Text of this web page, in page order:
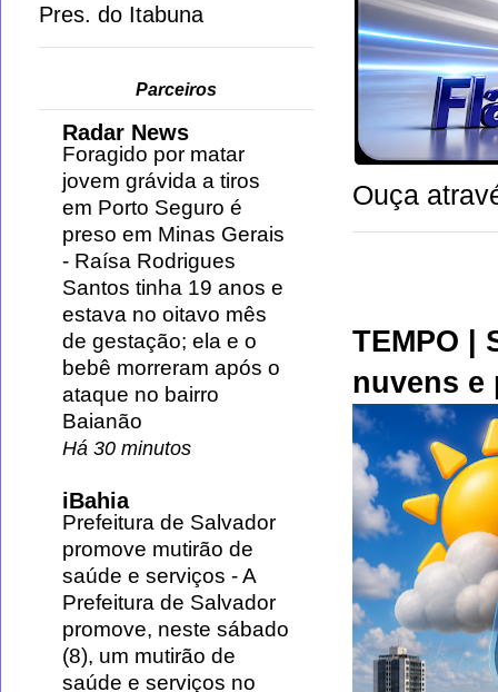
Ouça
TEMPO |
nuvens e
Pres. do Itabuna
Parceiros
Radar News
Foragido por matar
jovem grávida a tiros
em Porto Seguro é
preso em Minas Gerais
- Raísa Rodrigues
Santos tinha 19 anos e
estava no oitavo mês
de gestação; ela e o
bebê morreram após o
ataque no bairro
Baianão
Há 30 minutos
iBahia
Prefeitura de Salvador
promove mutirão de
saúde e serviços -A
Prefeitura de Salvador
promove, neste sábado
(8), um mutirão de
saúde e serviços no